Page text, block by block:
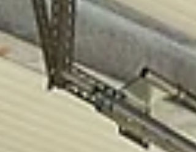
kostenlos, ob die Funktion bei deinem BMW
freigeschaltet werden kann. #BMW #Remo